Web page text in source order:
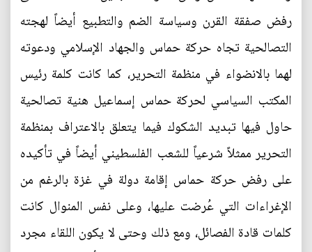
رفض صفقة القرن وسياسة الضم والتطبيع أيضاً لهجته
التصالحية تجاه حركة حماس والجهاد الإسلامي ودعوته
لهما بالانضواء في منظمة التحرير، كما كانت كلمة رئيس
المكتب السياسي لحركة حماس إسماعيل هنية تصالحية
حاول فيها تبديد الشكوك فيما يتعلق بالاعتراف بمنظمة
التحرير ممثلاً شرعياً للشعب الفلسطيني أيضاً في تأكيده
على رفض حركة حماس إقامة دولة في غزة بالرغم من
الإغراءات التي عُرضت عليها، وعلى نفس المنوال كانت
كلمات قادة الفصائل، ومع ذلك وحتى لا يكون اللقاء مجرد